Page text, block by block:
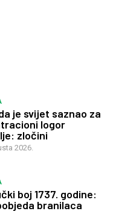
je svijet saznao za
logor
zločini
2026.
boj 1737. godine:
branilaca